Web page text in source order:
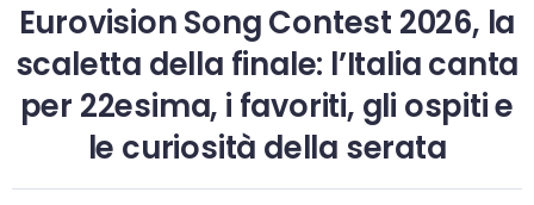
Eurovision Song Contest 2026, la
scaletta della finale: l’Italia canta
per 22esima, i favoriti, gli ospiti e
le curiosità della serata